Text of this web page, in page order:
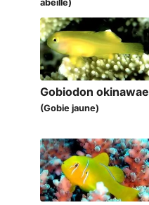
abeille)
Gobiodon okinawae
(Gobie jaune)